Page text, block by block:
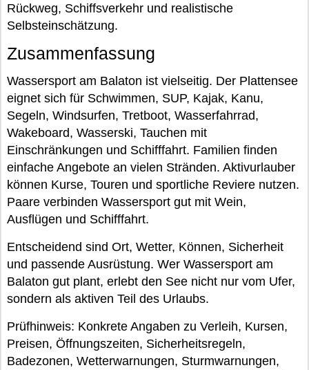
Rückweg, Schiffsverkehr und realistische
Selbsteinschätzung.
Zusammenfassung
Wassersport am Balaton ist vielseitig. Der Plattensee
eignet sich für Schwimmen, SUP, Kajak, Kanu,
Segeln, Windsurfen, Tretboot, Wasserfahrrad,
Wakeboard, Wasserski, Tauchen mit
Einschränkungen und Schifffahrt. Familien finden
einfache Angebote an vielen Stränden. Aktivurlauber
können Kurse, Touren und sportliche Reviere nutzen.
Paare verbinden Wassersport gut mit Wein,
Ausflügen und Schifffahrt.
Entscheidend sind Ort, Wetter, Können, Sicherheit
und passende Ausrüstung. Wer Wassersport am
Balaton gut plant, erlebt den See nicht nur vom Ufer,
sondern als aktiven Teil des Urlaubs.
Prüfhinweis: Konkrete Angaben zu Verleih, Kursen,
Preisen, Öffnungszeiten, Sicherheitsregeln,
Badezonen, Wetterwarnungen, Sturmwarnungen,